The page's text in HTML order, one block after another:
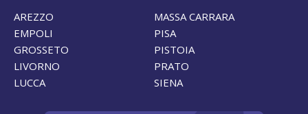
AREZZO
EMPOLI
GROSSETO
LIVORNO
LUCCA
MASSA CARRARA
PISA
PISTOIA
PRATO
SIENA